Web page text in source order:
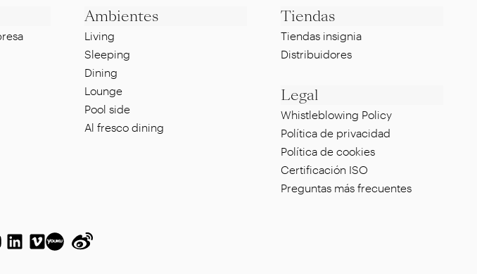
Ambientes
Living
Sleeping
Dining
Lounge
Pool side
Al fresco dining
Tiendas
Tiendas insignia
Distribuidores
Legal
Whistleblowing Policy
Política de privacidad
Política de cookies
Certificación ISO
Preguntas más frecuentes